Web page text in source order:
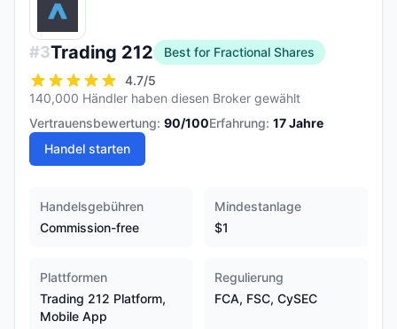
#3Trading 212
Best for Fractional Shares
4.7/5
140,000 Händler haben diesen Broker gewählt
Vertrauensbewertung: 90/100Erfahrung: 17Jahre
Handel starten
Handelsgebühren
Commission-free
Mindestanlage
$1
Plattformen
Trading 212 Platform,
Mobile App
Regulierung
FCA, FSC, CySEC